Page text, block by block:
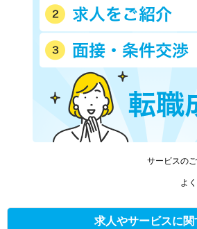
サービスの
よ
求人やサービスに関